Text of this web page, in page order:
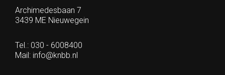
Archimedesbaan 7
3439 ME Nieuwegein
Tel.: 030 - 6008400
Mail: info@knbb.nl